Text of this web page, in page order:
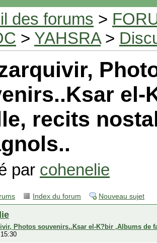
des forums >
> YAHSRA>
el-
recits
par cohenelie
Index du forum Nouveau sujet
Photos souvenirs..Ksar el-K?bir ,Albums de